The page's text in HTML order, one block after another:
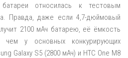
относилась к тестовым
Правда, даже если 4,7-дюймовый
2100 мАч батарею, её ёмкость
у основных конкурирующих
Galaxy S5 (2800 мАч) и HTC One M8